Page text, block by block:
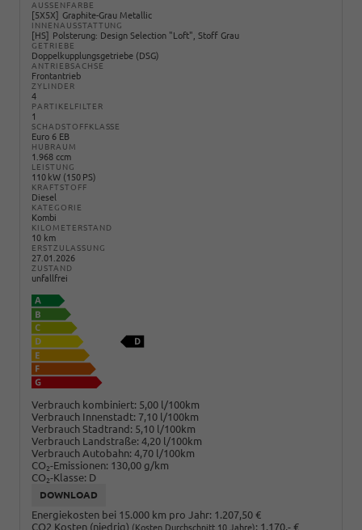
AUSSENFARBE
5X5X Graphite-Grau Metallic
INNENAUSSTATTUNG
HS Polsterung: Design Selection "Loft", Stoff Grau
GETRIEBE
Doppelkupplungsgetriebe (DSG)
ANTRIEBSACHSE
Frontantrieb
ZYLINDER
4
PARTIKELFILTER
1
SCHADSTOFFKLASSE
Euro 6 EB
HUBRAUM
1.968 ccm
LEISTUNG
110 kW (150 PS)
KRAFTSTOFF
Diesel
KATEGORIE
Kombi
KILOMETERSTAND
10 km
ERSTZULASSUNG
27.01.2026
ZUSTAND
unfallfrei
Verbrauch kombiniert: 5,00 l/100km
Verbrauch Innenstadt: 7,10 l/100km
Verbrauch Stadtrand: 5,10 l/100km
Verbrauch Landstraße: 4,20 l/100km
Verbrauch Autobahn: 4,70 l/100km
CO2-Emissionen: 130,00 g/km
CO2-Klasse: D
DOWNLOAD
Energiekosten bei 15.000 km pro Jahr: 1.207,50 €
CO2 Kosten (niedrig) (Kosten Durchschnitt 10 Jahre): 1.170,- €